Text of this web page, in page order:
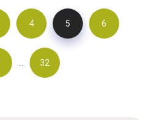
4 5 6
… 32